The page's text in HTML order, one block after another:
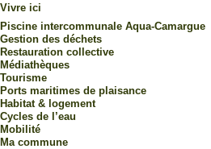
Vivre ici
Piscine intercommunale Aqua-Camargue
Gestion des déchets
Restauration collective
Médiathèques
Tourisme
Ports maritimes de plaisance
Habitat & logement
Cycles de l’eau
Mobilité
Ma commune